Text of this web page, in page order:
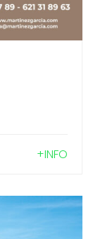
+INFO